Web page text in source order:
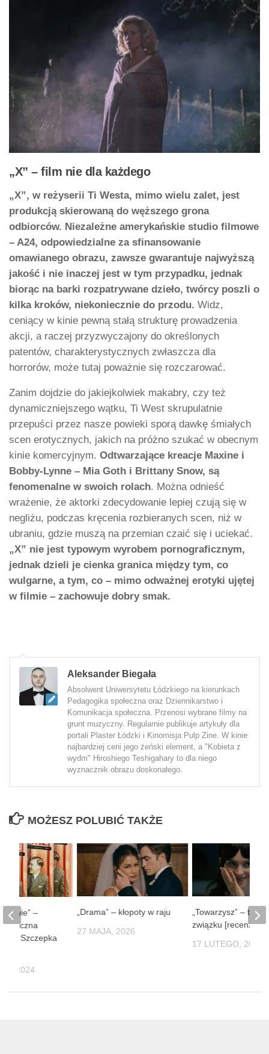
„X” – film nie dla każdego
„X”, w reżyserii Ti Westa, mimo wielu zalet, jest
produkcją skierowaną do węższego grona
odbiorców. Niezależne amerykańskie studio filmowe
– A24, odpowiedzialne za sfinansowanie
omawianego obrazu, zawsze gwarantuje najwyższą
jakość i nie inaczej jest w tym przypadku, jednak
biorąc na barki rozpatrywane dzieło, twórcy poszli o
kilka kroków, niekoniecznie do przodu. Widz,
ceniący w kinie pewną stałą strukturę prowadzenia
akcji, a raczej przyzwyczajony do określonych
patentów, charakterystycznych zwłaszcza dla
horrorów, może tutaj poważnie się rozczarować.
Zanim dojdzie do jakiejkolwiek makabry, czy też
dynamiczniejszego wątku, Ti West skrupulatnie
przepuści przez nasze powieki sporą dawkę śmiałych
scen erotycznych, jakich na próżno szukać w obecnym
kinie komercyjnym. Odtwarzające kreacje Maxine i
Bobby-Lynne – Mia Goth i Brittany Snow, są
fenomenalne w swoich rolach. Można odnieść
wrażenie, że aktorki zdecydowanie lepiej czują się w
negliżu, podczas kręcenia rozbieranych scen, niż w
ubraniu, gdzie muszą na przemian czaić się i uciekać.
„X” nie jest typowym wyrobem pornograficznym,
jednak dzieli je cienka granica między tym, co
wulgarne, a tym, co – mimo odważnej erotyki ujętej
w filmie – zachowuje dobry smak.
Aleksander Biegała
Absolwent Uniwersytetu Łódzkiego na kierunkach
Pedagogika społeczna oraz Dziennikarstwo i
Komunikacja społeczna. Przenosi wybrane filmy na
grunt muzyczny. Regularnie publikuje artykuły dla
portali Plaster Łódzki i Kinomisja Pulp Zine. W kinie
najbardziej ceni jego żeński element, a "Kobieta z
wydm" Hiroshiego Teshigahary to dla niego
wyznacznik obrazu doskonałego.
MOŻESZ POLUBIĆ TAKŻE
„Drama” – kłopoty w raju
27 MAJA, 2026
„Towarzysz” –
związku [recenzja]
17 LUTEGO, 2025
–
i Szczepka
2024